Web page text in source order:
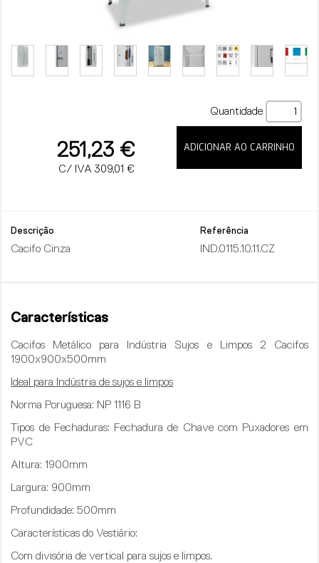
251,23 €
C/ IVA 309,01 €
Quantidade
Descrição
Cacifo Cinza
Referência
IND.0115.10.11.CZ
Características
Cacifos Metálico para Indústria Sujos e Limpos 2 Cacifos
1900x900x500mm
Ideal para Indústria de sujos e limpos
Norma Poruguesa: NP 1116 B
Tipos de Fechaduras: Fechadura de Chave com Puxadores em
PVC
Altura: 1900mm
Largura: 900mm
Profundidade: 500mm
Características do Vestiário:
Com divisória de vertical para sujos e limpos.